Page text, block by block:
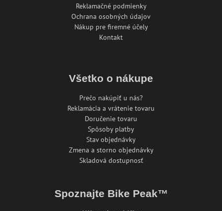
Reklamačné podmienky
Ochrana osobných údajov
Nákup pre firemné účely
Kontakt
Všetko o nákupe
Prečo nakúpiť u nás?
Reklamácia a vrátenie tovaru
Doručenie tovaru
Spôsoby platby
Stav objednávky
Zmena a storno objednávky
Skladová dostupnosť
Spoznajte Bike Peak™